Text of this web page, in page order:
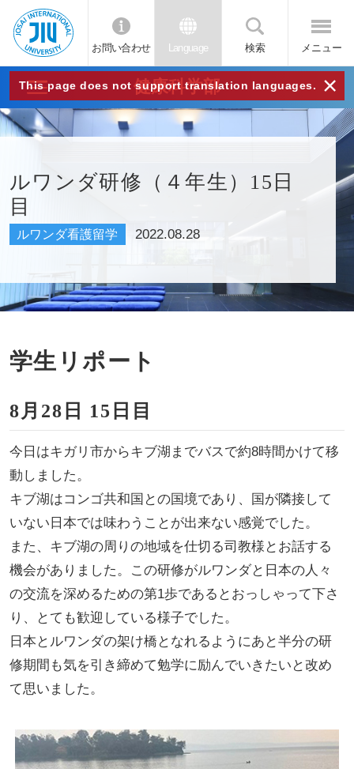
JIU
城西
国際
大学
お問い合わせ Language 検索 メニュー
This page does not support translation languages. ×
健康科学部
ルワンダ研修（４年生）15日
目
ルワンダ看護留学 2022.08.28
学生リポート
8月28日 15日目
今日はキガリ市からキブ湖までバスで約8時間かけて移
動しました。
キブ湖はコンゴ共和国との国境であり、国が隣接して
いない日本では味わうことが出来ない感覚でした。
また、キブ湖の周りの地域を仕切る司教様とお話する
機会がありました。この研修がルワンダと日本の人々
の交流を深めるための第1歩であるとおっしゃって下さ
り、とても歓迎している様子でした。
日本とルワンダの架け橋となれるようにあと半分の研
修期間も気を引き締めて勉学に励んでいきたいと改め
て思いました。